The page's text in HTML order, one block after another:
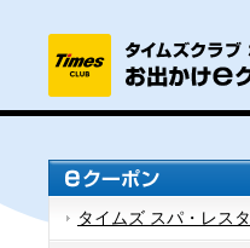
タイムズ スパ・レスタ